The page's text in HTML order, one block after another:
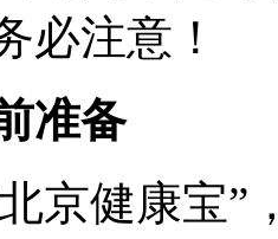
必注意！
准备
健康宝”